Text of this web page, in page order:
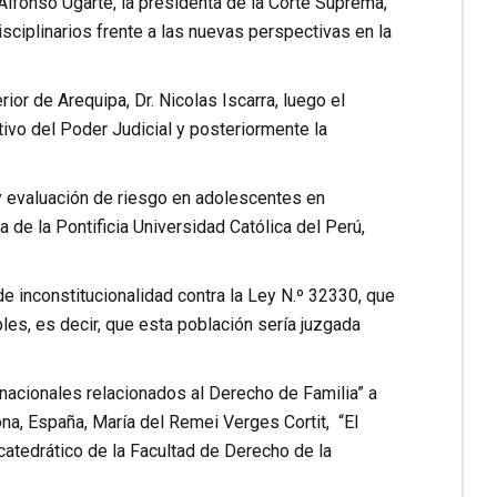
frente a las nuevas perspectivas en la
de Arequipa, Dr. Nicolas Iscarra, luego el
del Poder Judicial y posteriormente la
de riesgo en adolescentes en
de la Pontificia Universidad Católica del Perú,
inconstitucionalidad contra la Ley N.º 32330, que
es decir, que esta población sería juzgada
relacionados al Derecho de Familia” a
España, María del Remei Verges Cortit, “El
de la Facultad de Derecho de la